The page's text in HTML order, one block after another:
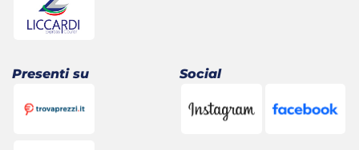
Presenti su Social